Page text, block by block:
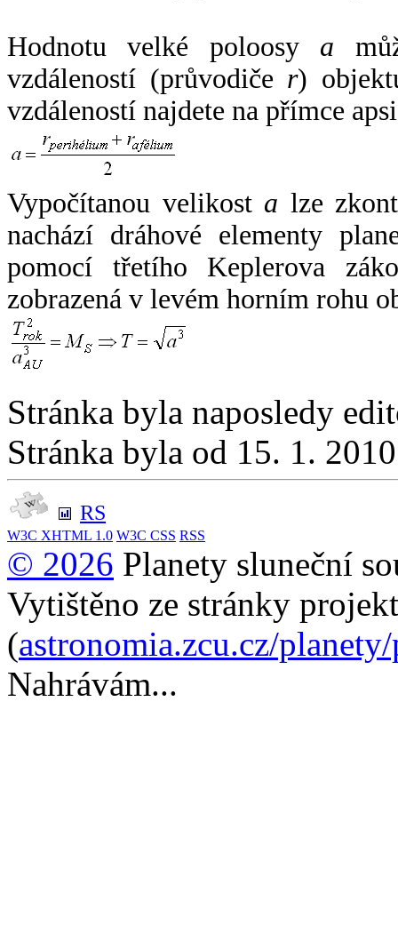
Hodnotu velké poloosy a
vzdáleností (průvodiče r)
vzdáleností najdete na přímce
Vypočítanou velikost a lze
nachází dráhové elementy
pomocí třetího Keplerova
zobrazená v levém horním rohu
Stránka byla naposledy
Stránka byla od 15. 1.
RS
W3C XHTML 1.0 W3C CSS RSS
© 2026 Planety sluneční
Vytištěno ze stránky
(astronomia.zcu.cz/
Nahrávám...